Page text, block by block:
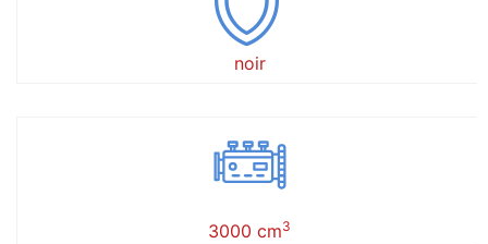
noir
3000 cm3